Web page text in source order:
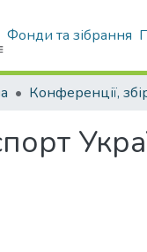
Фонди та зібрання